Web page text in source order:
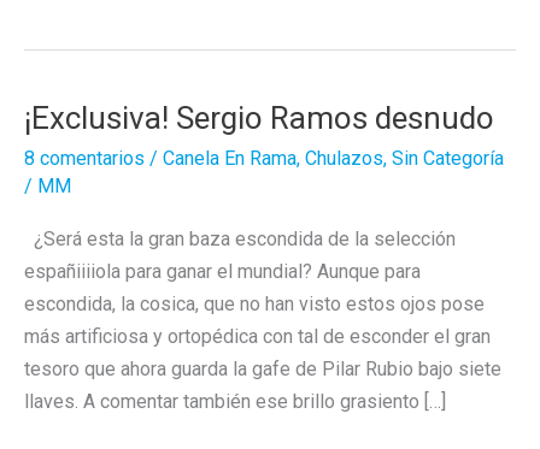
¡Exclusiva! Sergio Ramos desnudo
8 comentarios / Canela En Rama, Chulazos, Sin Categoría
/ MM
¿Será esta la gran baza escondida de la selección
españiiiiola para ganar el mundial? Aunque para
escondida, la cosica, que no han visto estos ojos pose
más artificiosa y ortopédica con tal de esconder el gran
tesoro que ahora guarda la gafe de Pilar Rubio bajo siete
llaves. A comentar también ese brillo grasiento […]